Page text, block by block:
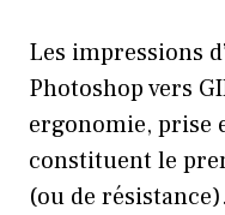
Les impressions
Photoshop vers
ergonomie, prise
constituent le
(ou de